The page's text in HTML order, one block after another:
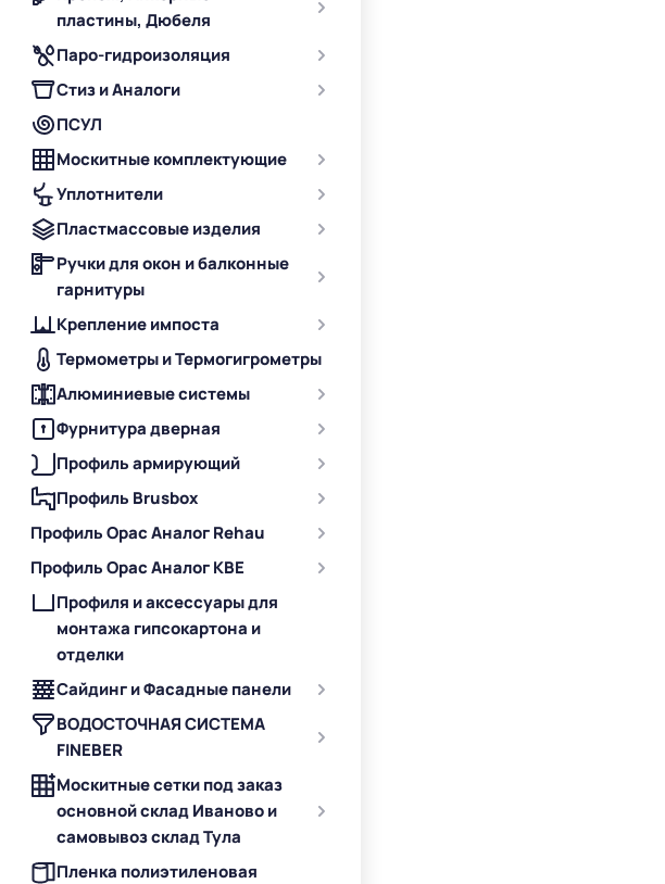
пластины, Дюбеля
Паро-гидроизоляция
Стиз и Аналоги
ПСУЛ
Москитные комплектующие
Уплотнители
Пластмассовые изделия
Ручки для окон и балконные
гарнитуры
Крепление импоста
Термометры и Термогигрометры
Алюминиевые системы
Фурнитура дверная
Профиль армирующий
Профиль Brusbox
Профиль Орас Аналог Rehau
Профиль Орас Аналог KBE
Профиля и аксессуары для
монтажа гипсокартона и
отделки
Сайдинг и Фасадные панели
ВОДОСТОЧНАЯ СИСТЕМА
FINEBER
Москитные сетки под заказ
основной склад Иваново и
самовывоз склад Тула
Пленка полиэтиленовая